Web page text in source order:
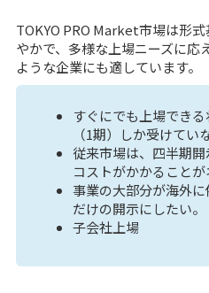
TOKYO PRO Market市場は形
やかで、多様な上場ニーズに応
ような企業にも適しています。
すぐにでも上場でき
（1期）しか受けてい
従来市場は、四半期
コストがかかることが
事業の大部分が海外
だけの開示にしたい。
子会社上場